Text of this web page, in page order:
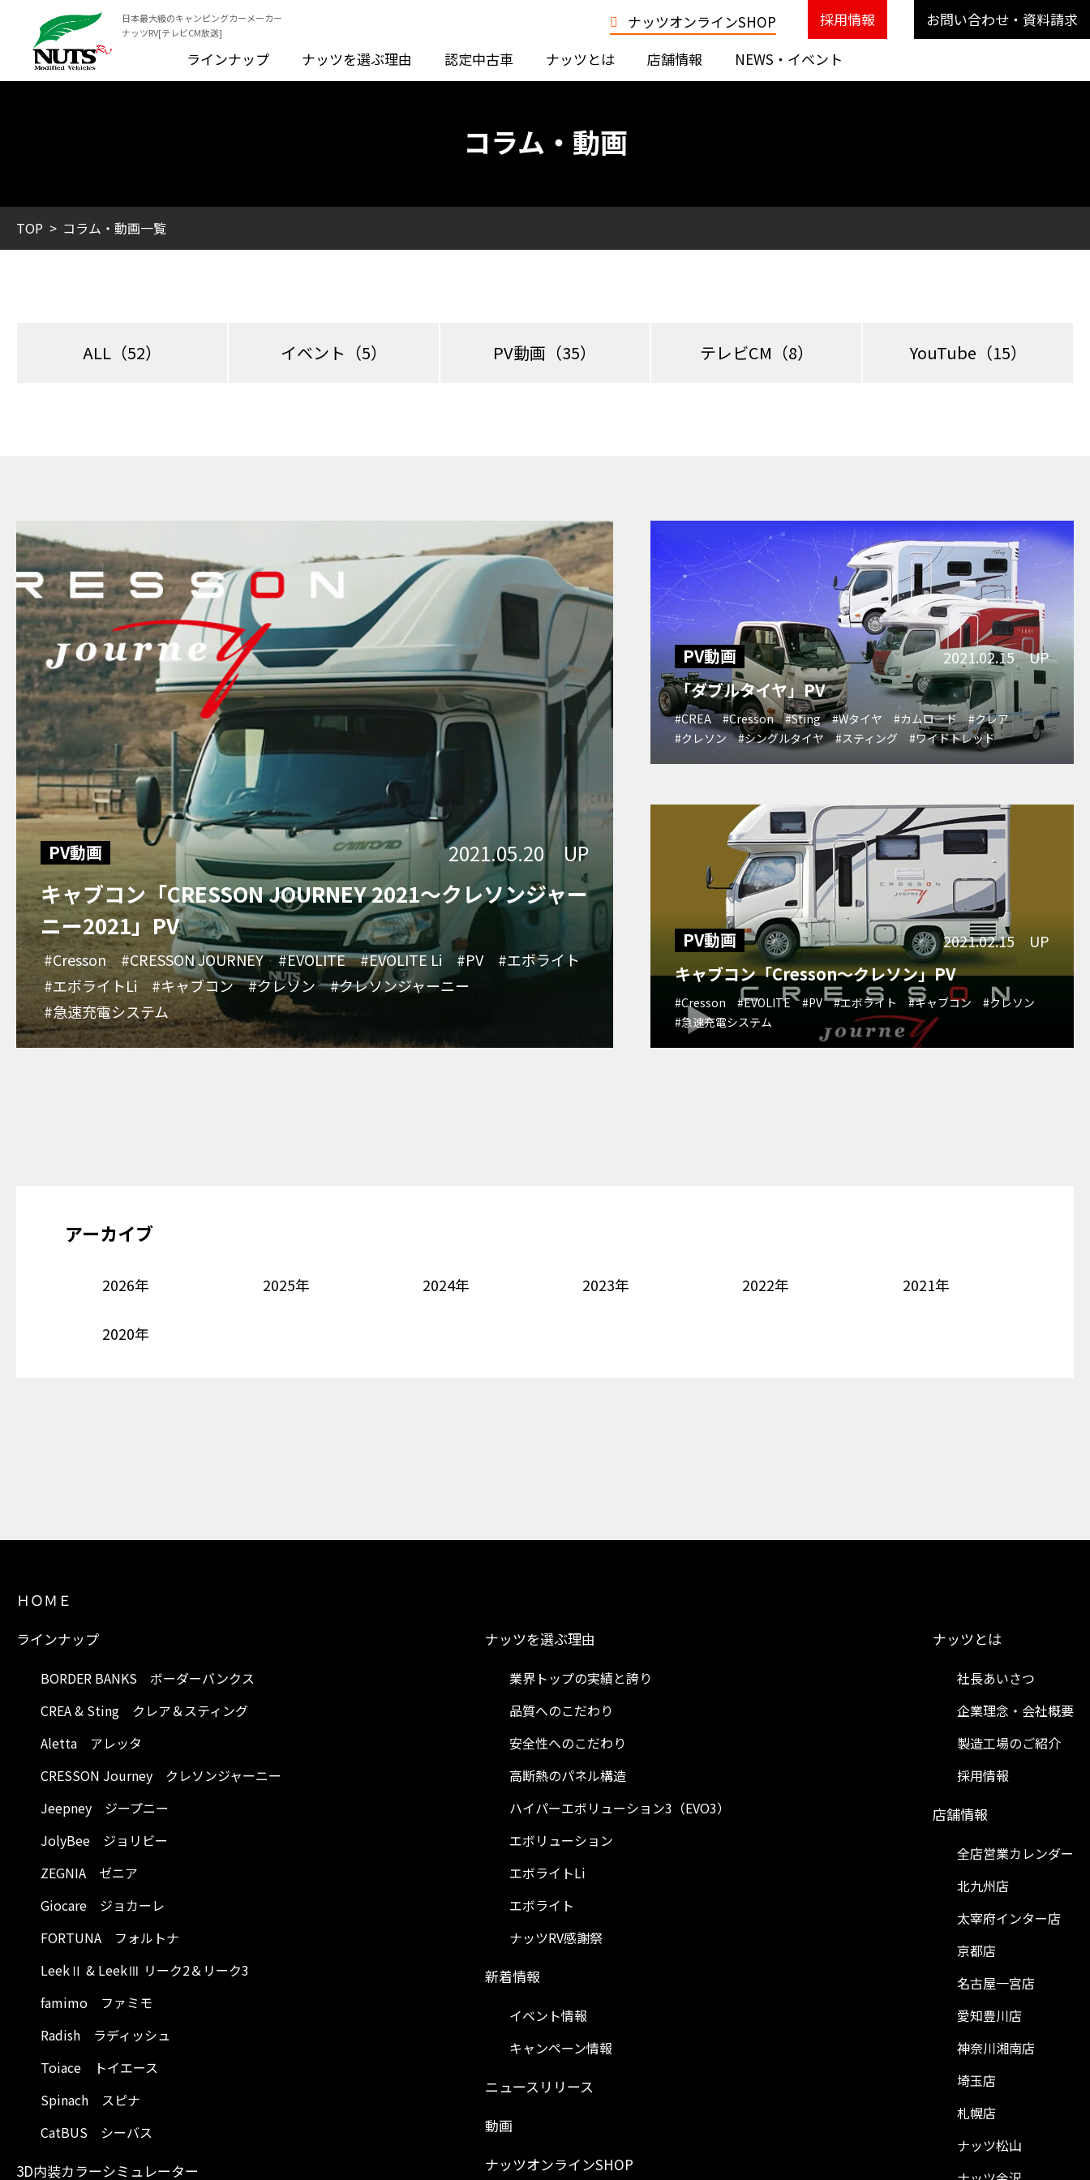
日本最大級のキャンピングカーメーカー
ナッツRV[テレビCM放送]
お問い合わせ・資料請求
ラインナップ
ナッツを選ぶ理由 認定中古車 ナッツとは 店舗情報 NEWS・イベント
ナッツオンラインSHOP 採用情報
コラム・動画
TOP コラム・動画一覧
ALL（52） イベント （5） PV動画 （35） テレビCM （8） YouTube （15）
PV動画 2021.05.20 UP
キャブコン「CRESSON JOURNEY 2021～クレソンジャー
ニー2021」PV
#Cresson #CRESSON JOURNEY #EVOLITE #EVOLITE Li #PV
#エボライト
#エボライトLi
#キャブコン #クレソン
#クレソンジャーニー
#急速充電システム
PV動画 2021.02.15 UP
「ダブルタイヤ」PV
#CREA #Cresson #Sting #Wタイヤ #カムロード
#クレア
#クレソン
#シングルタイヤ #スティング #ワイドトレッド
PV動画 2021.02.15 UP
キャブコン「Cresson～クレソン」PV
#Cresson #EVOLITE #PV #エボライト #キャブコン
#クレソン
#急速充電システム
アーカイブ
2026年 2025年 2024年 2023年 2022年 2021年
2020年
ＨＯＭＥ
ラインナップ
BORDER BANKS ボーダーバンクス
CREA & Sting クレア＆スティング
Aletta アレッタ
CRESSON Journey クレソンジャーニー
Jeepney ジープニー
JolyBee ジョリビー
ZEGNIA ゼニア
Giocare ジョカーレ
FORTUNA フォルトナ
LeekⅡ & LeekⅢ リーク2＆リーク3
famimo ファミモ
Radish ラディッシュ
Toiace トイエース
Spinach スピナ
CatBUS シーバス
3D内装カラーシミュレーター
ナッツを選ぶ理由
業界トップの実績と誇り
品質へのこだわり
安全性へのこだわり
高断熱のパネル構造
ハイパーエボリューション3（EVO3）
エボリューション
エボライトLi
エボライト
ナッツRV感謝祭
新着情報
イベント情報
キャンペーン情報
ニュースリリース
動画
ナッツオンラインSHOP
ナッツとは
社長あいさつ
企業理念・会社概要
製造工場のご紹介
採用情報
店舗情報
全店営業カレンダー
北九州店
太宰府インター店
京都店
名古屋一宮店
愛知豊川店
神奈川湘南店
埼玉店
札幌店
ナッツ松山